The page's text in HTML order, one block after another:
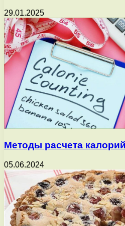
29.01.2025
Методы расчета
05.06.2024